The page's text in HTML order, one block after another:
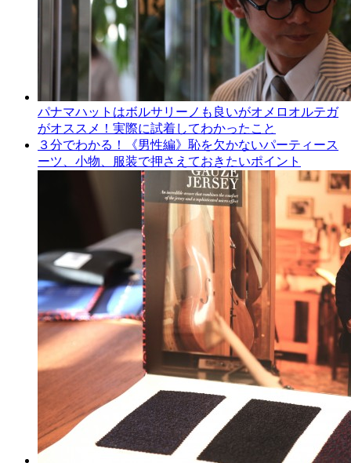
パナマハットはボルサリーノも良いがオメロオルテガ
がオススメ！実際に試着してわかったこと
３分でわかる！《男性編》恥を欠かないパーティース
ーツ、小物、服装で押さえておきたいポイント